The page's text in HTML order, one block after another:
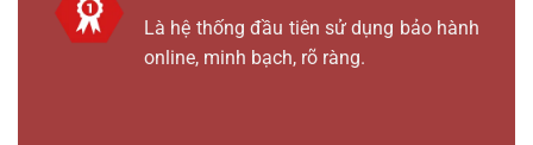
Là hệ thống đầu tiên sử dụng bảo hành
online, minh bạch, rõ ràng.